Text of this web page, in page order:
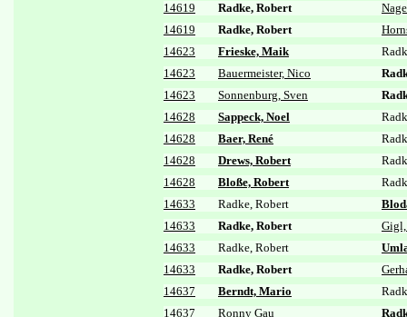
14619
Radke, Robert
14619
Radke, Robert
14623
Frieske, Maik
14623
Bauermeister, Nico
14623
Sonnenburg, Sven
14628
Sappeck, Noel
14628
Baer, René
14628
Drews, Robert
14628
Bloße, Robert
14633
Radke, Robert
14633
Radke, Robert
14633
Radke, Robert
14633
Radke, Robert
14637
Berndt, Mario
14637
Ronny Gau